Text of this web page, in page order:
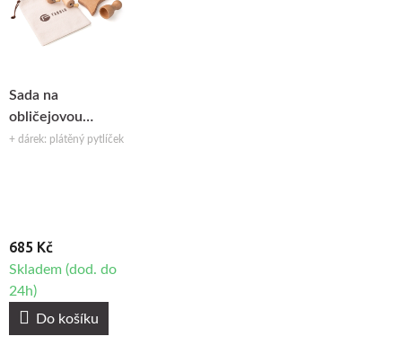
Sada na
obličejovou
maderoterapii
+ dárek: plátěný pytlíček
685 Kč
Skladem (dod. do
24h)
Do košíku